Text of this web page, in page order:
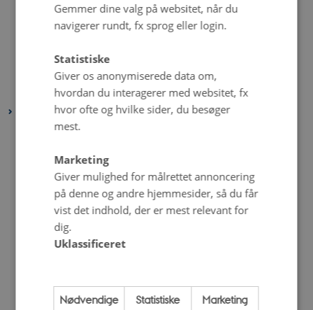
maj 2023(4 poster)
april 2023(2 poster)
februar 2023
januar 2023(4 poster)
december 2022
november 2022
oktober 2022(4 poster)
september 2022(4 poster)
august 2022(4 poster)
juli 2022
april 2022(4 poster)
Gemmer dine valg på websitet, når du
navigerer rundt, fx sprog eller login.
Statistiske
Giver os anonymiserede data om,
hvordan du interagerer med websitet, fx
hvor ofte og hvilke sider, du besøger
mest.
Marketing
Giver mulighed for målrettet annoncering
på denne og andre hjemmesider, så du får
vist det indhold, der er mest relevant for
dig.
Uklassificeret
Nødvendige Statistiske Marketing